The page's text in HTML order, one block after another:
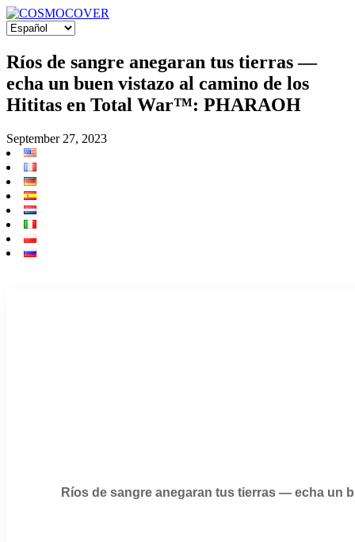
Ríos de sangre anegaran tus tierras —
echa un buen vistazo al camino de los
Hititas en Total War™: PHARAOH
September 27, 2023
Ríos de sangre anegaran tus tierras — echa un